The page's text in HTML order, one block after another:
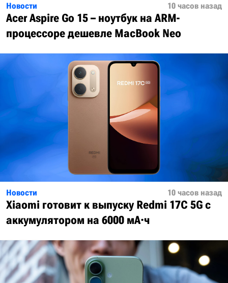
Новости 10 часов назад
Acer Aspire Go 15 – ноутбук на ARM-
процессоре дешевле MacBook Neo
Новости 10 часов назад
Xiaomi готовит к выпуску Redmi 17C 5G с
аккумулятором на 6000 мА·ч